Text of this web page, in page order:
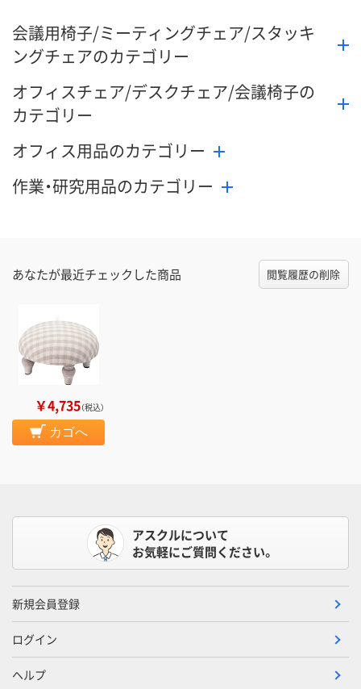
カゴへ
した
カ
会議用椅子/ミーティングチェア/スタッキ
ングチェアのカテゴリー
オフィスチェア/デスクチェア/会議椅子の
カテゴリー
オフィス用品のカテゴリー
作業・研究用品のカテゴリー
あなたが最近チェックした商品 閲覧履歴の削除
￥4,735（税込）
カゴへ
アスクルについて
お気軽にご質問ください。
新規会員登録
ログイン
ヘルプ